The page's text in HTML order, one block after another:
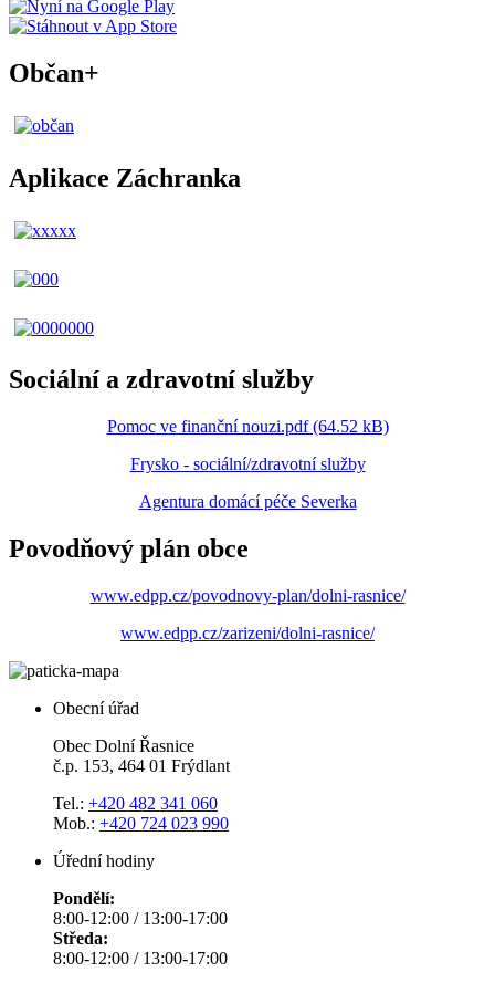
Občan+
Aplikace Záchranka
Sociální a zdravotní služby
Pomoc ve finanční nouzi.pdf (64.52 kB)
Frysko - sociální/zdravotní služby
Agentura domácí péče Severka
Povodňový plán obce
www.edpp.cz/povodnovy-plan/dolni-rasnice/
www.edpp.cz/zarizeni/dolni-rasnice/
Obecní úřad
Obec Dolní Řasnice
č.p. 153, 464 01 Frýdlant
Tel.: +420 482 341 060
Mob.: +420 724 023 990
Úřední hodiny
Pondělí:
8:00-12:00 / 13:00-17:00
Středa:
8:00-12:00 / 13:00-17:00